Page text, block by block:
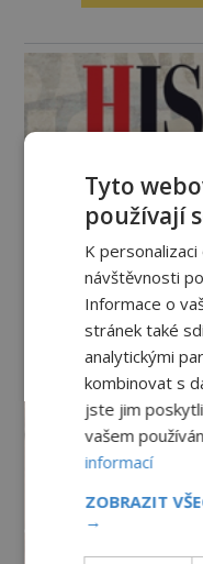
Tyto
používají
K
návštěvnosti
Informace o
stránek také
analytickými
kombinovat s
jste jim
vašem
informací
ZOBRAZIT
→